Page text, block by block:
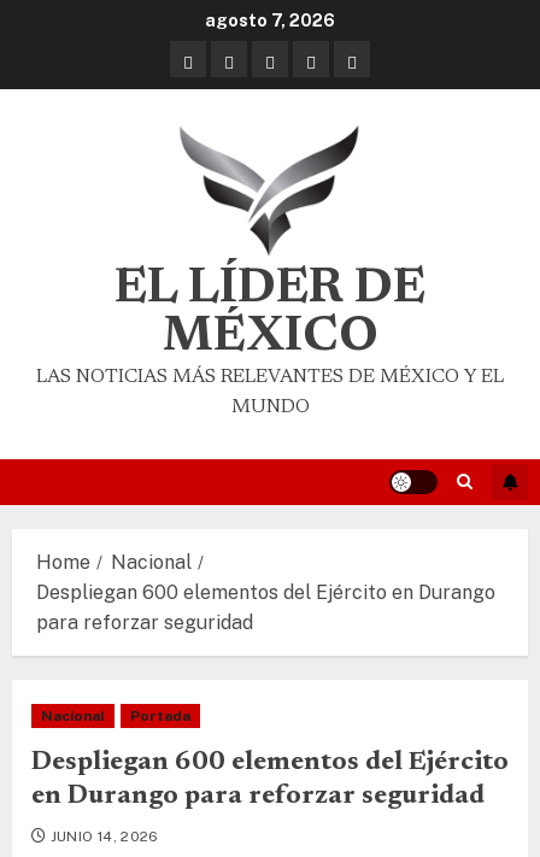
agosto 7, 2026
EL LÍDER DE
MÉXICO
LAS NOTICIAS MÁS RELEVANTES DE MÉXICO Y EL
MUNDO
Home
Nacional
Despliegan 600 elementos del Ejército en Durango
para reforzar seguridad
Nacional Portada
Despliegan 600 elementos del Ejército
en Durango para reforzar seguridad
JUNIO 14, 2026